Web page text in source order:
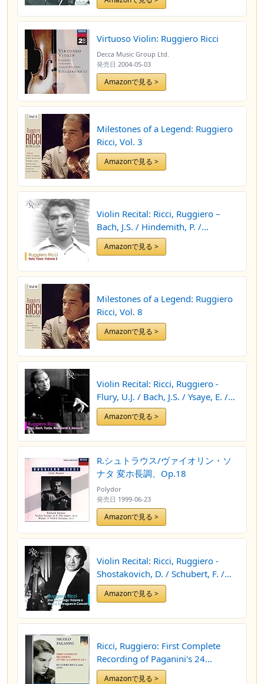
Virtuoso Violin: Ruggiero Ricci
Decca Music Group Ltd.
発売日 2004-05-03
Amazonで見る >
Milestones of a Legend: Ruggiero
Ricci, Vol. 3
Amazonで見る >
Violin Recital: Ricci, Ruggiero –
Bach, J.S. / Hindemith, P. /
Paganini, N.
Amazonで見る >
Milestones of a Legend: Ruggiero
Ricci, Vol. 8
Amazonで見る >
Violin Recital: Ricci, Ruggiero -
Flury, U.J. / Bach, J.S. / Ysaye, E. /
Wieniawski, H. / Sarasate, P.
Amazonで見る >
R.シュトラウス/ヴァイオリン・ソ
ナタ 変ホ長調、Op.18
Polydor
発売日 1999-06-23
Amazonで見る >
Violin Recital: Ricci, Ruggiero -
Shostakovich, D. / Schubert, F. /
Spohr, L.
Amazonで見る >
Ricci, Ruggiero: First Complete
Recording of Paganini's 24
Caprices, Op. 1 (1947)
Amazonで見る >